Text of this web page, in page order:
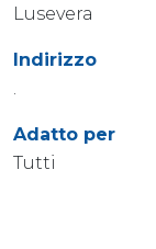
Lusevera
Indirizzo
Adatto per
Tutti